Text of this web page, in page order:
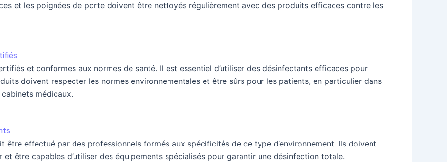
et les poignées de porte doivent être nettoyés régulièrement avec des produits efficaces contre les
et conformes aux normes de santé. Il est essentiel d’utiliser des désinfectants efficaces pour
doivent respecter les normes environnementales et être sûrs pour les patients, en particulier dans
médicaux.
être effectué par des professionnels formés aux spécificités de ce type d’environnement. Ils doivent
être capables d’utiliser des équipements spécialisés pour garantir une désinfection totale.